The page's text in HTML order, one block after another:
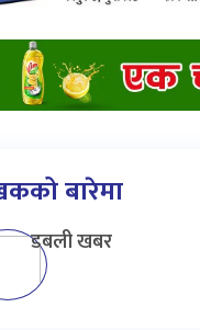
बारेमा
डबली खबर